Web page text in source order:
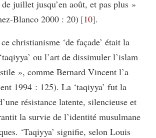
juillet jusqu’en août, et pas plus »
Blanco 2000 : 20) 10 .
christianisme ‘de façade’ était la
ou l’art de dissimuler l’islam
», comme Bernard Vincent l’a
1994 : 125). La ‘taqiyya’ fut la
résistance latente, silencieuse et
la survie de l’identité musulmane
‘Taqiyya’ signifie, selon Louis